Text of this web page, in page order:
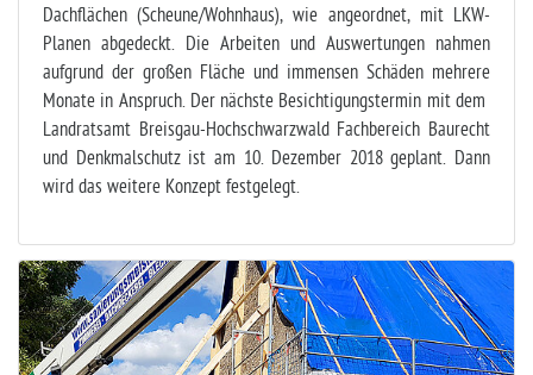
Dachflächen (Scheune/Wohnhaus), wie angeordnet, mit LKW-
Planen abgedeckt. Die Arbeiten und Auswertungen nahmen
aufgrund der großen Fläche und immensen Schäden mehrere
Monate in Anspruch. Der nächste Besichtigungstermin mit dem
Landratsamt Breisgau-Hochschwarzwald Fachbereich Baurecht
und Denkmalschutz ist am 10. Dezember 2018 geplant. Dann
wird das weitere Konzept festgelegt.